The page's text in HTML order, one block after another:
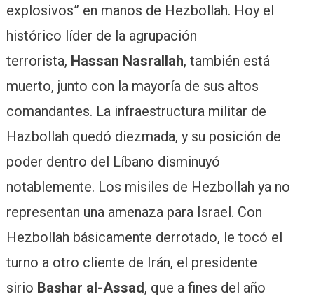
explosivos” en manos de Hezbollah. Hoy el
histórico líder de la agrupación
terrorista, Hassan Nasrallah, también está
muerto, junto con la mayoría de sus altos
comandantes. La infraestructura militar de
Hazbollah quedó diezmada, y su posición de
poder dentro del Líbano disminuyó
notablemente. Los misiles de Hezbollah ya no
representan una amenaza para Israel. Con
Hezbollah básicamente derrotado, le tocó el
turno a otro cliente de Irán, el presidente
sirio Bashar al-Assad, que a fines del año